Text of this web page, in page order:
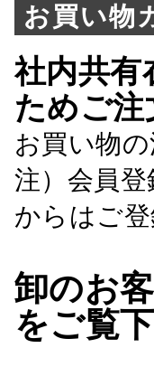
お買
社内共有
ためご
お買い物
注）会員
からはご登
卸のお
をご覧